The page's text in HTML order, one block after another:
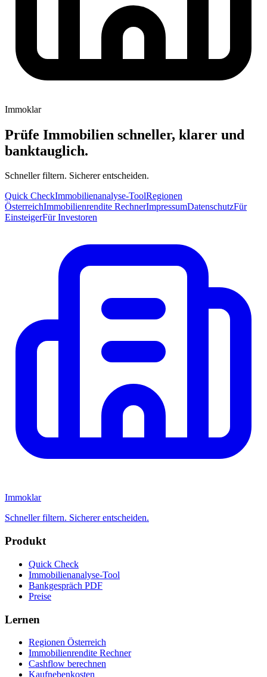
Immoklar
Prüfe Immobilien schneller, klarer und
banktauglich.
Schneller filtern. Sicherer entscheiden.
Quick CheckImmobilienanalyse-ToolRegionen
ÖsterreichImmobilienrendite RechnerImpressumDatenschutzFür
EinsteigerFür Investoren
Immoklar
Schneller filtern. Sicherer entscheiden.
Produkt
Quick Check
Immobilienanalyse-Tool
Bankgespräch PDF
Preise
Lernen
Regionen Österreich
Immobilienrendite Rechner
Cashflow berechnen
Kaufnebenkosten